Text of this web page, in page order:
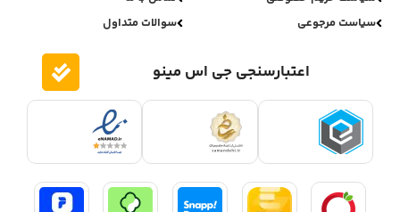
روش های پرداخت
سیاست حریم خصوصی
سیاست مرجوعی
فروشگاه
تماس با ما
سوالات متداول
اعتبارسنجی جی اس مینو